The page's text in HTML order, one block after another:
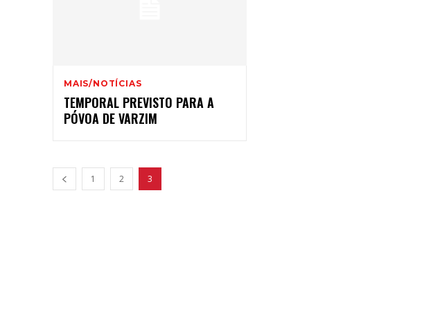
MAIS/NOTÍCIAS
TEMPORAL PREVISTO PARA A
PÓVOA DE VARZIM
1 2 3